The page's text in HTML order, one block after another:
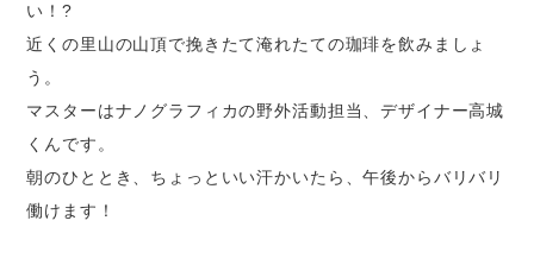
い！?
近くの里山の山頂で挽きたて淹れたての珈琲を飲みましょ
う。
マスターはナノグラフィカの野外活動担当、デザイナー高城
くんです。
朝のひととき、ちょっといい汗かいたら、午後からバリバリ
働けます！